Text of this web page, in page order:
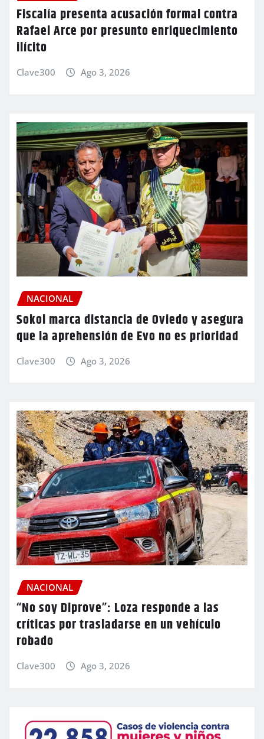
Fiscalía presenta acusación formal contra
Rafael Arce por presunto enriquecimiento
ilícito
Clave300 Ago 3, 2026
NACIONAL
Sokol marca distancia de Oviedo y asegura
que la aprehensión de Evo no es prioridad
Clave300 Ago 3, 2026
NACIONAL
“No soy Diprove”: Loza responde a las
críticas por trasladarse en un vehículo
robado
Clave300 Ago 3, 2026